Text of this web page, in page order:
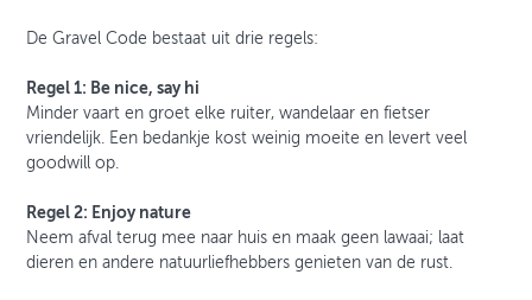
De Gravel Code bestaat uit drie regels:
Regel 1: Be nice, say hi
Minder vaart en groet elke ruiter, wandelaar en fietser
vriendelijk. Een bedankje kost weinig moeite en levert veel
goodwill op.
Regel 2: Enjoy nature
Neem afval terug mee naar huis en maak geen lawaai; laat
dieren en andere natuurliefhebbers genieten van de rust.